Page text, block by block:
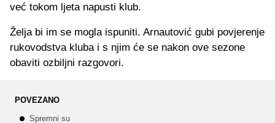
već tokom ljeta napusti klub.
Želja bi im se mogla ispuniti. Arnautović gubi povjerenje
rukovodstva kluba i s njim će se nakon ove sezone
obaviti ozbiljni razgovori.
POVEZANO
Spremni su